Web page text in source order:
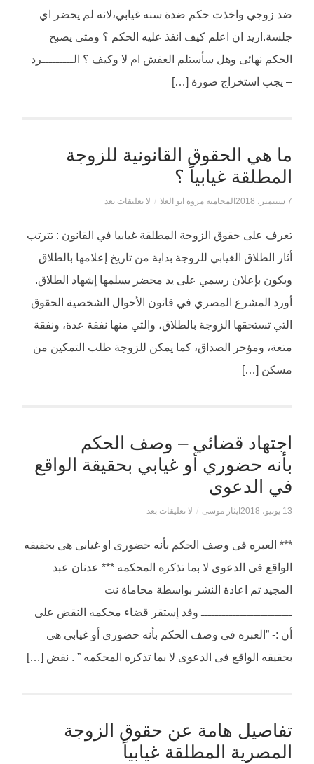
ضد زوجي واخذت حكم ضدة سنه غيابي،لانه لم يحضر اي
جلسة.اريد ان اعلم كيف انفذ عليه الحكم ؟ ومتى يصبح
الحكم نهائى وهل سأستلم العفش ام لا وكيف ؟ الـــــــــرد
– يجب استخراج صورة […]
ما هي الحقوق القانونية للزوجة
المطلقة غيابياً ؟
7 سبتمبر، 2018 المحامية مروة ابو العلا / لا تعليقات بعد
تعرف على حقوق الزوجة المطلقة غيابيا في القانون : تترتب
أثار الطلاق الغيابي للزوجة بداية من تاريخ إعلامها بالطلاق
ويكون بإعلان رسمي على يد محضر يسلمها إشهاد الطلاق.
أورد المشرع المصري في قانون الأحوال الشخصية الحقوق
التي تستحقها الزوجة بالطلاق، والتي منها نفقة عدة، ونفقة
متعة، ومؤخر الصداق، كما يمكن للزوجة طلب التمكين من
مسكن […]
اجتهاد قضائي – وصف الحكم
بأنه حضوري أو غيابي بحقيقة الواقع
في الدعوى
13 يونيو، 2018 ايثار موسى / لا تعليقات بعد
*** العبره فى وصف الحكم بأنه حضورى او غيابى هى بحقيقه
الواقع فى الدعوى لا بما تذكره المحكمه *** عدنان عبد
المجيد تم اعادة النشر بواسطة محاماة نت
ــــــــــــــــــــــــــ وقد إستقر قضاء محكمه النقض على
أن :- ”العبره فى وصف الحكم بأنه حضورى أو غيابى هى
بحقيقه الواقع فى الدعوى لا بما تذكره المحكمه ” . نقض […]
تفاصيل هامة عن حقوق الزوجة
المصرية المطلقة غيابياً